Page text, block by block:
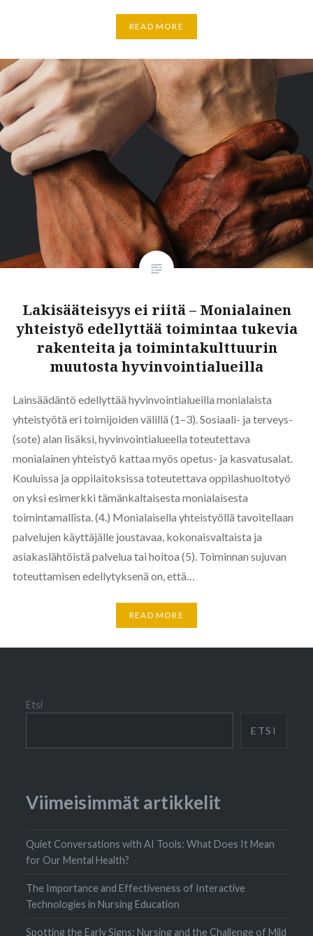
READ MORE
Lakisääteisyys ei riitä – Monialainen
yhteistyö edellyttää toimintaa tukevia
rakenteita ja toimintakulttuurin
muutosta hyvinvointialueilla
Lainsäädäntö edellyttää hyvinvointialueilla monialaista
yhteistyötä eri toimijoiden välillä (1–3). Sosiaali- ja terveys-
(sote) alan lisäksi, hyvinvointialueella toteutettava
monialainen yhteistyö kattaa myös opetus- ja kasvatusalat.
Kouluissa ja oppilaitoksissa toteutettava oppilashuoltotyö
on yksi esimerkki tämänkaltaisesta monialaisesta
toimintamallista. (4.) Monialaisella yhteistyöllä tavoitellaan
palvelujen käyttäjälle joustavaa, kokonaisvaltaista ja
asiakaslähtöistä palvelua tai hoitoa (5). Toiminnan sujuvan
toteuttamisen edellytyksenä on, että…
READ MORE
Etsi
ETSI
Viimeisimmät artikkelit
Quiet Conversations with AI Tools: What Does It Mean
for Our Mental Health?
The Importance and Effectiveness of Interactive
Technologies in Nursing Education
Spotting the Early Signs: Nursing and the Challenge of Mild